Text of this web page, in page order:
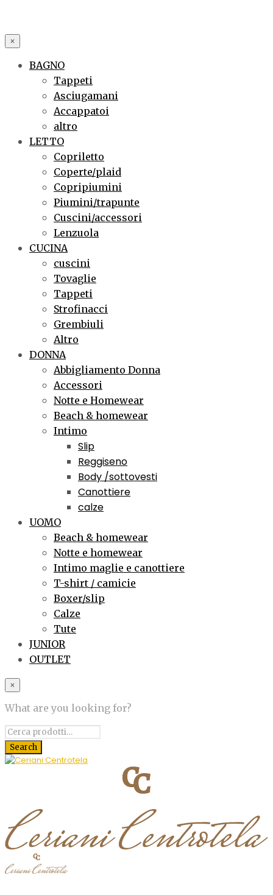
×
BAGNO
Tappeti
Asciugamani
Accappatoi
altro
LETTO
Copriletto
Coperte/plaid
Copripiumini
Piumini/trapunte
Cuscini/accessori
Lenzuola
CUCINA
cuscini
Tovaglie
Tappeti
Strofinacci
Grembiuli
Altro
DONNA
Abbigliamento Donna
Accessori
Notte e Homewear
Beach & homewear
Intimo
Slip
Reggiseno
Body /sottovesti
Canottiere
calze
UOMO
Beach & homewear
Notte e homewear
Intimo maglie e canottiere
T-shirt / camicie
Boxer/slip
Calze
Tute
JUNIOR
OUTLET
×
What are you looking for?